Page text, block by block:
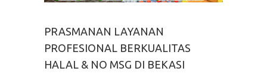
PRASMANAN LAYANAN
PROFESIONAL BERKUALITAS
HALAL & NO MSG DI BEKASI